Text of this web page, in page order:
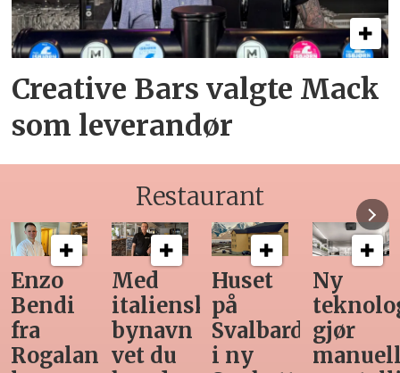
Creative Bars valgte Mack
som leverandør
Restaurant
Med
italiensk
bynavn
vet du
Huset
på
Svalbard
i ny
Ny
teknologi
gjør
manuell
Siste
Horeca-
før